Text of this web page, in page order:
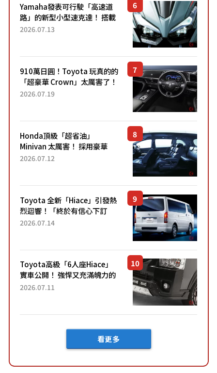
Yamaha發表可行駛「高速道
路」的新型小型速克達！ 搭載
能享受超強勁「渦輪感」的動
2026.07.13
910萬日圓！Toyota 玩真的的
「超豪華 Crown」太厲害了！
採用由「匠人技藝」打造的
2026.07.19
Honda頂級「超省油」
Minivan 太厲害！ 採用豪華
「真皮座椅」與專屬「黑色內
「三...
2026.07.12
Toyota 全新「Hiace」引發熱
烈迴響！「終於有信心下訂
了！」「哪個等級交車最
車？...
2026.07.14
Toyota高級「6人座Hiace」
實車公開！ 強悍又充滿魄力的
「全黑設計」搭配特別「豪華
2026.07.11
看更多